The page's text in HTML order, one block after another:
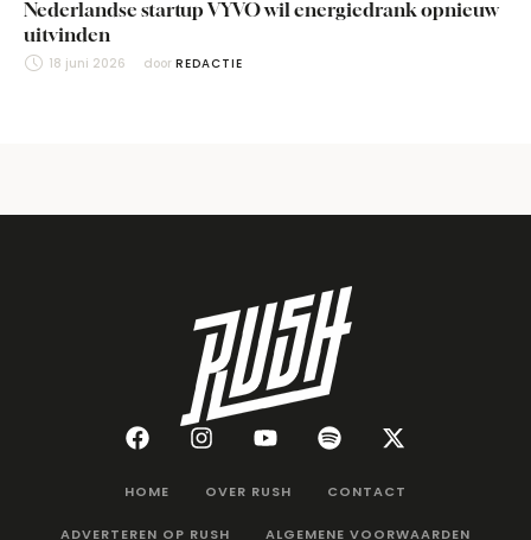
Nederlandse startup VYVO wil energiedrank opnieuw
uitvinden
18 juni 2026 door REDACTIE
HOME OVER RUSH CONTACT
ADVERTEREN OP RUSH ALGEMENE VOORWAARDEN